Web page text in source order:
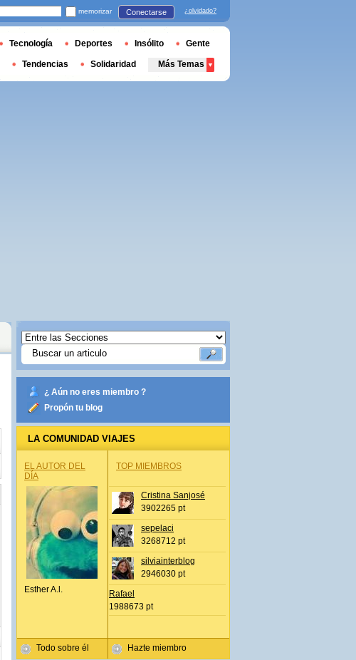
¿ Aún no eres miembro ?
Propón tu blog
LA COMUNIDAD VIAJES
EL AUTOR DEL
DÍA
Esther A.l.
Todo sobre él
TOP MIEMBROS
Cristina Sanjosé
3902265 pt
sepelaci
3268712 pt
silviainterblog
2946030 pt
Rafael
1988673 pt
Hazte miembro
memorizar Conectarse ¿olvidado?
Tecnología Deportes Insólito Gente
Tendencias Solidaridad Más Temas